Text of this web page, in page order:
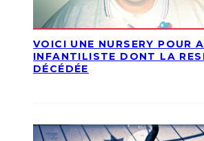
VOICI UNE NURSERY POUR
INFANTILISTE DONT LA
DÉCÉDÉE